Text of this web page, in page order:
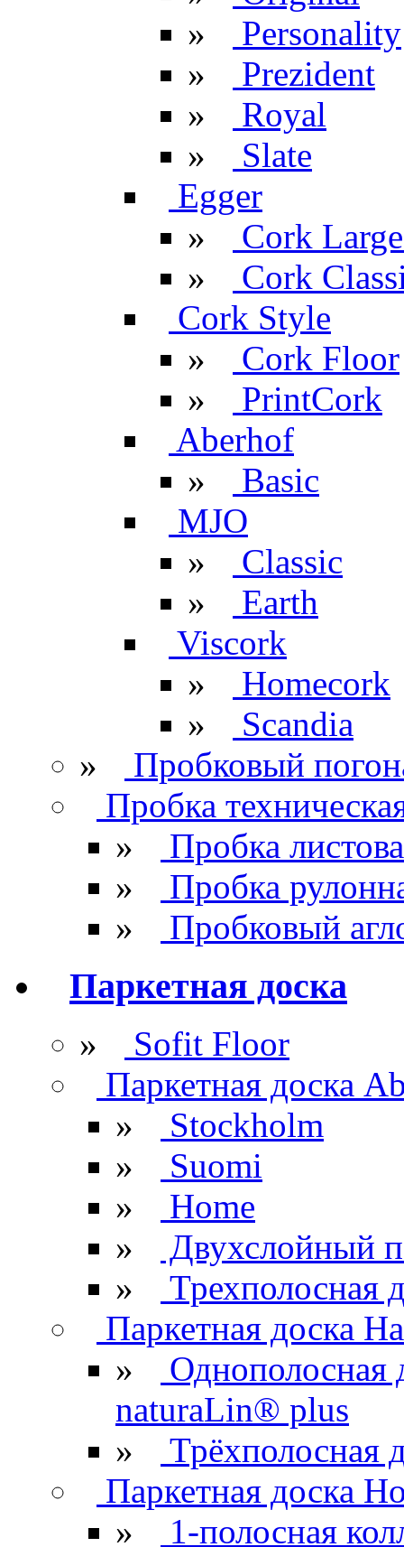
»
Personality
»
Prezident
»
Royal
»
Slate
Egger
»
Cork
»
Cork
Cork Style
»
Cork Floor
»
PrintCork
Aberhof
»
Basic
MJO
»
Classic
»
Earth
Viscork
»
Homecork
»
Scandia
»
Пробковый
Пробка
»
Пробка
»
Пробка
»
Пробковый
Паркетная доска
»
Sofit Floor
Паркетная доска
»
Stockholm
»
Suomi
»
Home
»
Двухслойный
»
Трехполосная
Паркетная доска
»
Однополосная
naturaLin® plus
»
Трёхполосная
Паркетная доска
»
1-полосная